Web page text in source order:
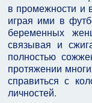
в промежности и
играя ими в
беременных
связывая и
полностью
протяжении
справиться с
личностей.